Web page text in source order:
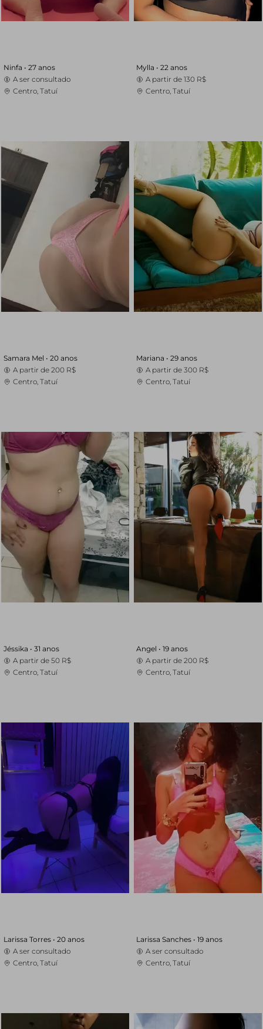
Ninfa • 27 anos
A ser consultado
Centro, Tatuí
Mylla • 22 anos
A partir de 130 R$
Centro, Tatuí
Samara Mel • 20 anos
A partir de 200 R$
Centro, Tatuí
Mariana • 29 anos
A partir de 300 R$
Centro, Tatuí
Jéssika • 31 anos
A partir de 50 R$
Centro, Tatuí
Angel • 19 anos
A partir de 200 R$
Centro, Tatuí
Larissa Torres • 20 anos
A ser consultado
Centro, Tatuí
Larissa Sanches • 19 anos
A ser consultado
Centro, Tatuí